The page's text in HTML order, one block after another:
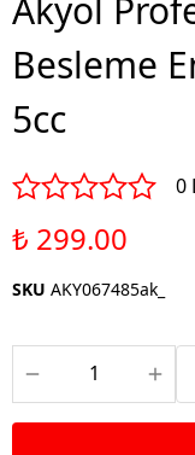
Akyol
Besleme
5cc
0
₺ 299.00
SKU AKY067485ak_